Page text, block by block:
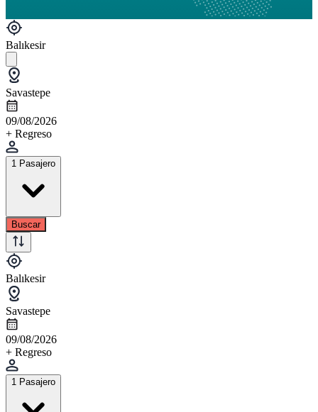
Balıkesir
Savastepe
09/08/2026
+ Regreso
1 Pasajero
Buscar
Balıkesir
Savastepe
09/08/2026
+ Regreso
1 Pasajero